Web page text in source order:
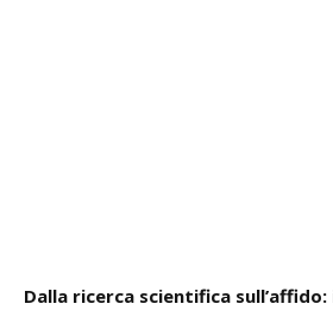
Dalla ricerca scientifica